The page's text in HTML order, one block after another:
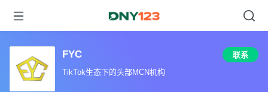
FYC
联系
TikTok生态下的头部MCN机构